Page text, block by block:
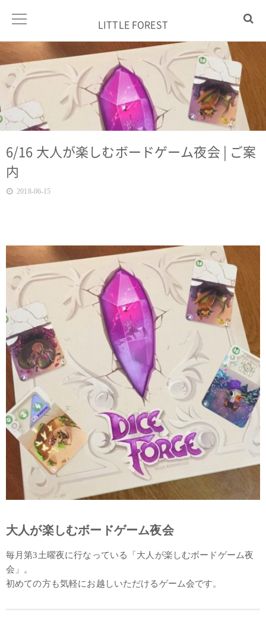
LITTLE FOREST
6/16 大人が楽しむボードゲーム夜会 | ご案
内
2018-06-15
大人が楽しむボードゲーム夜会
毎月第3土曜夜に行なっている「大人が楽しむボードゲーム夜
会」。
初めての方も気軽にお越しいただけるゲーム会です。